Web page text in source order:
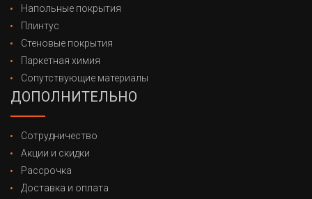
Напольные покрытия
Плинтус
Стеновые покрытия
Паркетная химия
Сопутствующие материалы
ДОПОЛНИТЕЛЬНО
Сотрудничество
Акции и скидки
Рассрочка
Доставка и оплата